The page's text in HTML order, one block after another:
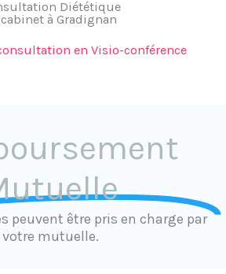
Diététique
à Gradignan
en Visio-conférence
peuvent être pris en charge par
votre mutuelle.